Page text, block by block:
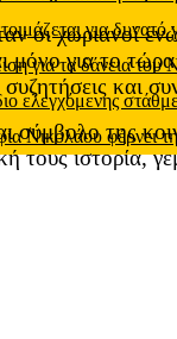
για
για τα δάνεια
ελεγχόμενης
Νικολάου φέρνει
οι χωριανοί
μόνο για το
συζητήσεις και
σύμβολο της
ιστορία,